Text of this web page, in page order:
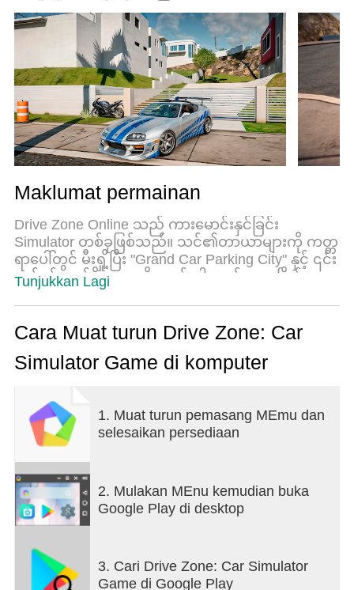
kami dapat melepaskan potensi penuh PC anda,
menjadikan semuanya lancar.Kami tidak hanya
peduli bagaimana anda bermain, tetapi juga
keseluruhan proses menikmati kebahagiaan
permainan.
Maklumat permainan
Drive Zone Online သည် ကားမောင်းနှင်ခြင်း
Simulator တစ်ခုဖြစ်သည်။ သင်၏တာယာများကို ကတ္တ
ရာပေါ်တွင် မီးရှို့ပြီး "Grand Car Parking City" နှင့် ၎င်း
ပတ်ဝန်းကျင်ရှိ ကမ္ဘာကို စူးစမ်းပါ။ လမ်းဘေးပြိုင်ကား၊
ဒရုန်းပြိုင်ပွဲ၊ ဒရွတ်ဆွဲပြိုင်ပွဲတွင် ပါဝင်နိုင်သည်
အတူတူ မောင်းနှင်နိုင်သည်။
အဆုံးမဲ့ပွင့်လင်းကမ္ဘာ
- မြို့၊ ကန္တာရလေယဉ်ကွင်း၊ ပြိုင်ကားလမ်းကြောင်း၊
အဝေးပြေးလမ်း၊ ကမ်းခြေဧရိယာ၊ ဆိပ်ကမ်းနှင့် အခြား
နေရာများစွာ
- သင်အွန်လိုင်းတွင်သင်နှင့်အတူကစားသမား 32 အထိ
ပေါ်တွင်ဝှက်ထားသောဆုကြေးငွေရာပေါင်းများစွာ
အလိုအလျောက်နှင့် ချိန်ညှိခြင်း။
များအပါအဝင် ကားပေါင်း ၅၀+
ကားတစ်စီးစီအတွက် ဘော်ဒီအစုံ ၃၀+။ အနားသတ်များ၊
Tunjukkan Lagi
Cara Muat turun Drive Zone: Car
Simulator Game di komputer
1. Muat turun pemasang MEmu dan
selesaikan persediaan
2. Mulakan MEnu kemudian buka
Google Play di desktop
3. Cari Drive Zone: Car Simulator
Game di Google Play